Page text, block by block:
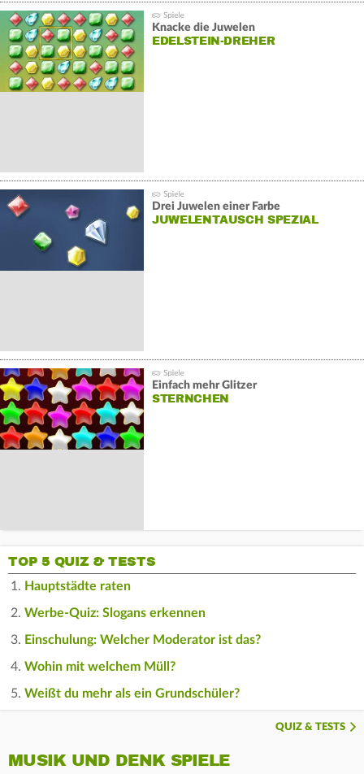
Knacke die Juwelen
EDELSTEIN-DREHER
Drei Juwelen einer Farbe
JUWELENTAUSCH SPEZIAL
Einfach mehr Glitzer
STERNCHEN
TOP 5 QUIZ & TESTS
Hauptstädte raten
Werbe-Quiz: Slogans erkennen
Einschulung: Welcher Moderator ist das?
Wohin mit welchem Müll?
Weißt du mehr als ein Grundschüler?
QUIZ & TESTS
MUSIK UND DENK SPIELE